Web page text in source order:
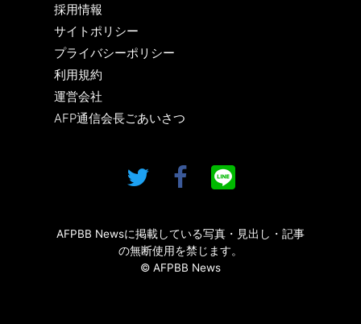
採用情報
サイトポリシー
プライバシーポリシー
利用規約
運営会社
AFP通信会長ごあいさつ
AFPBB Newsに掲載している写真・見出し・記事
の無断使用を禁じます。
© AFPBB News